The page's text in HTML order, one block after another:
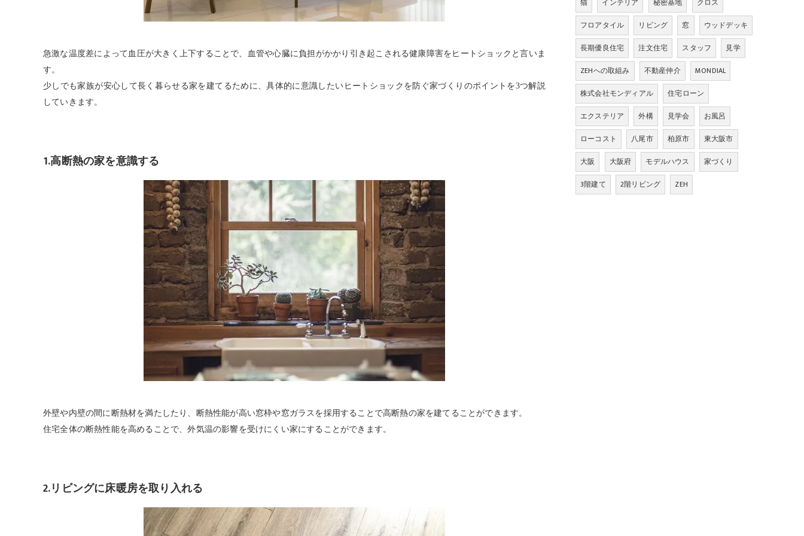
急激な温度差によって血圧が大きく上下することで、血管や心臓に負担がかかり引き起こされる健康障害をヒートショックと言いま
す。
少しでも家族が安心して長く暮らせる家を建てるために、具体的に意識したいヒートショックを防ぐ家づくりのポイントを3つ解説
していきます。
1.高断熱の家を意識する
外壁や内壁の間に断熱材を満たしたり、断熱性能が高い窓枠や窓ガラスを採用することで高断熱の家を建てることができます。
住宅全体の断熱性能を高めることで、外気温の影響を受けにくい家にすることができます。
2.リビングに床暖房を取り入れる
猫 インテリア 秘密基地
クロス
フロアタイル
リビング 窓
ウッドデッキ
長期優良住宅
注文住宅 スタッフ
見学
ZEHへの取組み
不動産仲介
MONDIAL
株式会社モンディアル
住宅ローン
エクステリア
外構 見学会
お風呂
ローコスト
八尾市 柏原市
東大阪市
大阪
大阪府 モデルハウス
家づくり
3階建て
2階リビング ZEH